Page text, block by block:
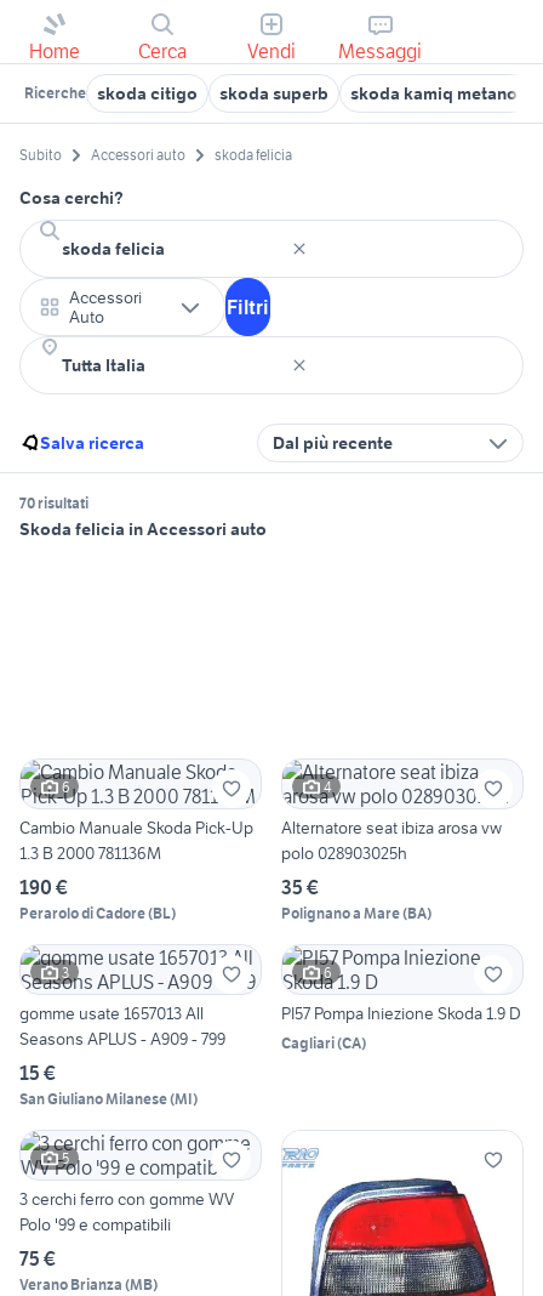
Home Cerca Vendi Messaggi
Ricerche skoda citigo skoda superb skoda kamiq metano
Subito Accessori auto skoda felicia
Cosa cerchi?
Accessori
Auto
Filtri
Salva ricerca Dal più recente
70 risultati
Skoda felicia in Accessori auto
6
Cambio Manuale Skoda Pick-Up
1.3 B 2000 781136M
190 €
Perarolo di Cadore(BL)
4
Alternatore seat ibiza arosa vw
polo 028903025h
35 €
Polignano a Mare(BA)
3
gomme usate 1657013 All
Seasons APLUS - A909 - 799
15 €
San Giuliano Milanese(MI)
6
PI57 Pompa Iniezione Skoda 1.9 D
Cagliari(CA)
5
3 cerchi ferro con gomme WV
Polo '99 e compatibili
75 €
Verano Brianza (MB)